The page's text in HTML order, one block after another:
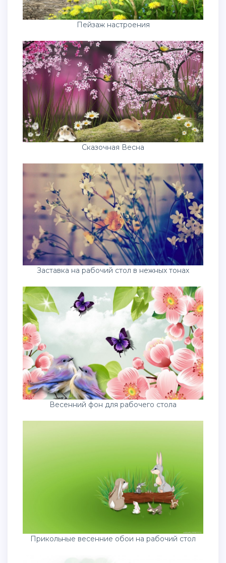
Пейзаж настроения
Сказочная Весна
Заставка на рабочий стол в нежных тонах
Весенний фон для рабочего стола
Прикольные весенние обои на рабочий стол